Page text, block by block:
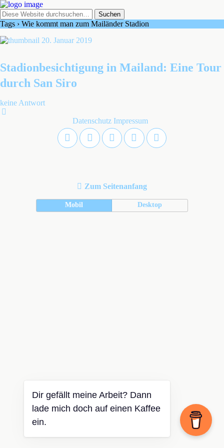
Tags › Wie kommt man zum Mailänder Stadion
20. Januar 2019
Stadionbesichtigung in Mailand: Eine Tour
durch San Siro
keine Antwort
Datenschutz Impressum
Zum Seitenanfang
Mobil Desktop
Dir gefällt meine Arbeit? Dann
lade mich doch auf einen Kaffee
ein.